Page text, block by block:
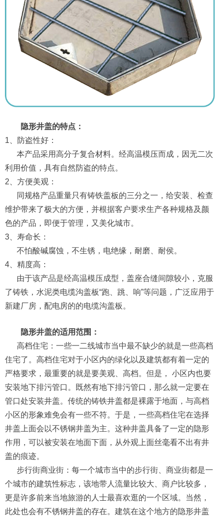
隐形井盖的特点：
1、防盗性好：
本产品采用高分子复合材料。经高温模压而成，因无二次
利用价值，具有自然防盗的特点。
2、方便美观：
同规格产品重量只有铸铁盖板的三分之一，给安装、检查
维护带来了极大的方便，并根据客户要求生产各种规格及颜
色的产品，即便于管理，又美化城市。
3、寿命长：
不怕酸碱腐蚀，不生锈，电绝缘，耐磨、耐侯。
4、精度高：
由于该产品是经高温模压成型，盖座合缝间隙较小，克服
了铸铁，水泥类电缆沟盖板“跑、跳、响”等问题，广泛应用于
新建厂房，配电房的的电缆沟盖板。
隐形井盖的适用范围：
高档住宅：一些一二线城市当中最不缺少的就是一些高档
住宅了。高档住宅对于小区内的绿化以及建筑都有着一定的
严格要求，最重要的就是要美观、高档。但是， 小区内也要
安装地下排污管口。既然有地下排污管口，那么就一定要在
管口处安装井盖。传统的铸铁井盖都是裸露于地面，与高档
小区的形象难免会有一些不符。于是，一些高档住宅在选择
井盖上面会以不锈钢井盖为主。这种井盖具备了一定的隐形
作用，可以被安装在地面下面，从外观上面丝毫看不出有井
盖的痕迹。
步行街商业街：每一个城市当中的步行街、商业街都是一
个城市的建筑性标志，该地带人流量比较大、商户比较多，
更是许多前来当地旅游的人士最喜欢逛的一个区域。当然，
此处也会有不锈钢井盖的存在。建筑在这个地方的隐形井盖